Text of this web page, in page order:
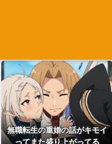
無職転生の重婚の話がキモイ
ってまた盛り上がってる